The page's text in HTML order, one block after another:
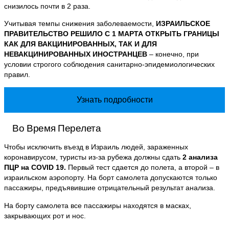
снизилось почти в 2 раза.
Учитывая темпы снижения заболеваемости, ИЗРАИЛЬСКОЕ
ПРАВИТЕЛЬСТВО РЕШИЛО С 1 МАРТА ОТКРЫТЬ ГРАНИЦЫ
КАК ДЛЯ ВАКЦИНИРОВАННЫХ, ТАК И ДЛЯ
НЕВАКЦИНИРОВАННЫХ ИНОСТРАНЦЕВ – конечно, при
условии строгого соблюдения санитарно-эпидемиологических
правил.
Узнать подробности
Во Время Перелета
Чтобы исключить въезд в Израиль людей, зараженных
коронавирусом, туристы из-за рубежа должны сдать 2 анализа
ПЦР на COVID 19. Первый тест сдается до полета, а второй – в
израильском аэропорту. На борт самолета допускаются только
пассажиры, предъявившие отрицательный результат анализа.
На борту самолета все пассажиры находятся в масках,
закрывающих рот и нос.